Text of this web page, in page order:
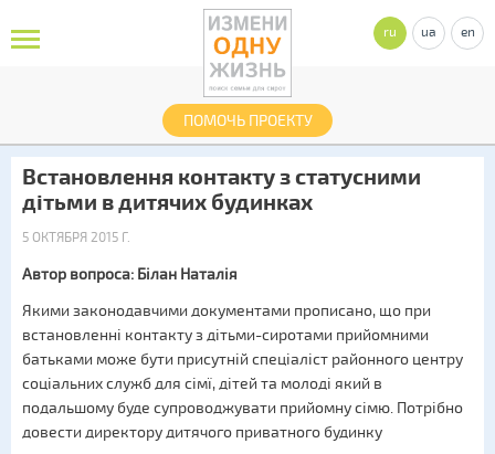
ПОМОЧЬ ПРОЕКТУ
ru ua en
Встановлення контакту з статусними
дітьми в дитячих будинках
5 ОКТЯБРЯ 2015 Г.
Автор вопроса: Білан Наталія
Якими законодавчими документами прописано, що при
встановленні контакту з дітьми-сиротами прийомними
батьками може бути присутній спеціаліст районного центру
соціальних служб для сімї, дітей та молоді який в
подальшому буде супроводжувати прийомну сімю. Потрібно
довести директoру дитячого приватного будинку